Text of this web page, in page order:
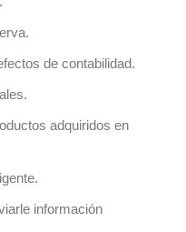
de contabilidad.
adquiridos en
información